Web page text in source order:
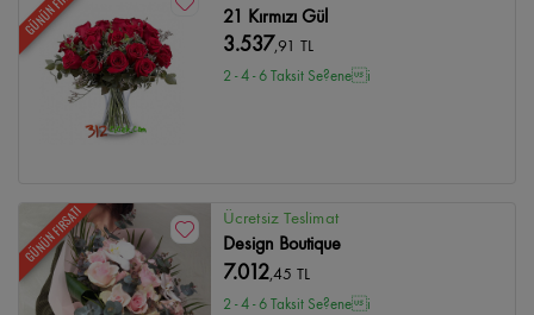
21 Kırmızı Gül
3.537,91 TL
2 - 4 - 6 Taksit Se?enei
GÜNÜN FIRSATI Ücretsiz Teslimat
Design Boutique
7.012,45 TL
2 - 4 - 6 Taksit Se?enei